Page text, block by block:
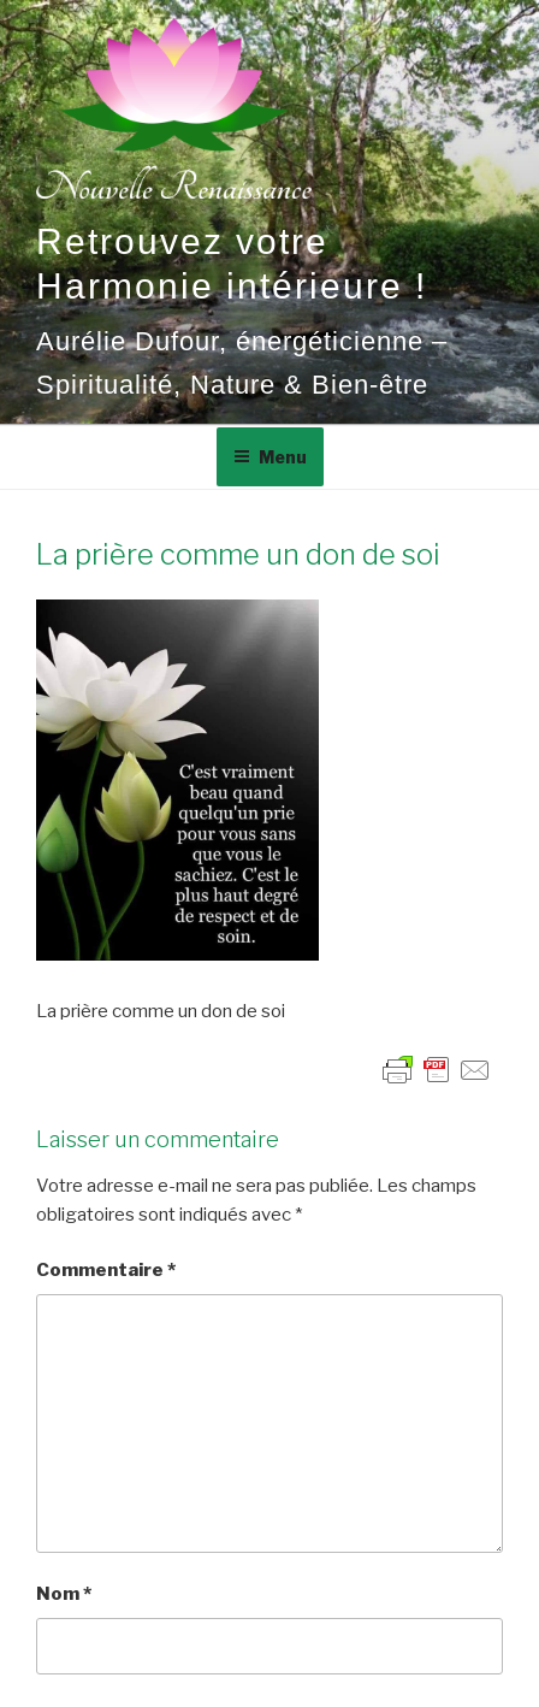
Aller
au
contenu
principal
Retrouvez votre
Harmonie intérieure !
Aurélie Dufour, énergéticienne –
Spiritualité, Nature & Bien-être
Menu
La prière comme un don de soi
La prière comme un don de soi
Laisser un commentaire
Votre adresse e-mail ne sera pas publiée. Les champs
obligatoires sont indiqués avec *
Commentaire *
Nom*